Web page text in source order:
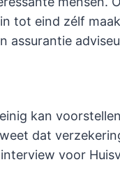
tot eind zélf
assurantie
kan
dat
voor